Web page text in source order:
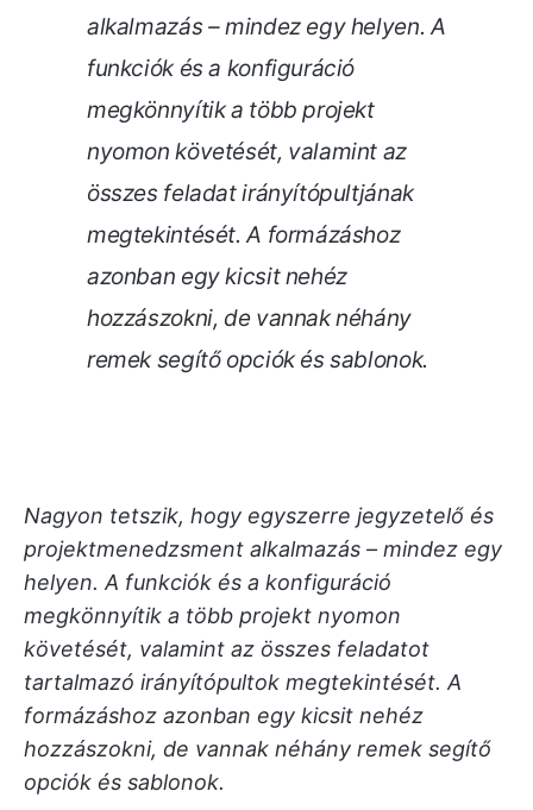
alkalmazás – mindez egy helyen. A
funkciók és a konfiguráció
megkönnyítik a több projekt
nyomon követését, valamint az
összes feladat irányítópultjának
megtekintését. A formázáshoz
azonban egy kicsit nehéz
hozzászokni, de vannak néhány
remek segítő opciók és sablonok.
Nagyon tetszik, hogy egyszerre jegyzetelő és
projektmenedzsment alkalmazás – mindez egy
helyen. A funkciók és a konfiguráció
megkönnyítik a több projekt nyomon
követését, valamint az összes feladatot
tartalmazó irányítópultok megtekintését. A
formázáshoz azonban egy kicsit nehéz
hozzászokni, de vannak néhány remek segítő
opciók és sablonok.